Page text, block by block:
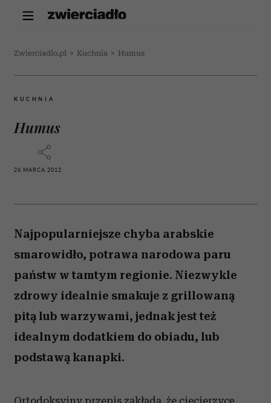
Zwierciadlo.pl > Kuchnia > Humus
KUCHNIA
Humus
26 MARCA 2012
Najpopularniejsze chyba arabskie
smarowidło, potrawa narodowa paru
państw w tamtym regionie. Niezwykle
zdrowy idealnie smakuje z grillowaną
pitą lub warzywami, jednak jest też
idealnym dodatkiem do obiadu, lub
podstawą kanapki.
Ortodoksyjny przepis zakłada, że ciecierzycę